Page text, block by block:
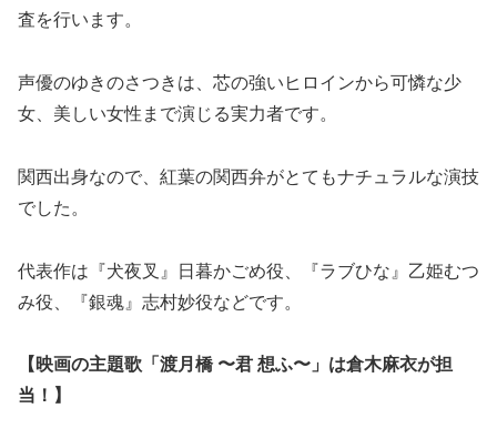
査を行います。
声優のゆきのさつきは、芯の強いヒロインから可憐な少
女、美しい女性まで演じる実力者です。
関西出身なので、紅葉の関西弁がとてもナチュラルな演技
でした。
代表作は『犬夜叉』日暮かごめ役、『ラブひな』乙姫むつ
み役、『銀魂』志村妙役などです。
【映画の主題歌「 渡月橋 〜君 想ふ〜」は倉木麻衣が担
当！】